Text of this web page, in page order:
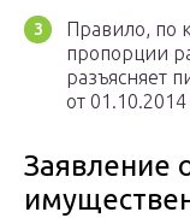
Правило, по
пропорции
разъясняет
от
Заявление